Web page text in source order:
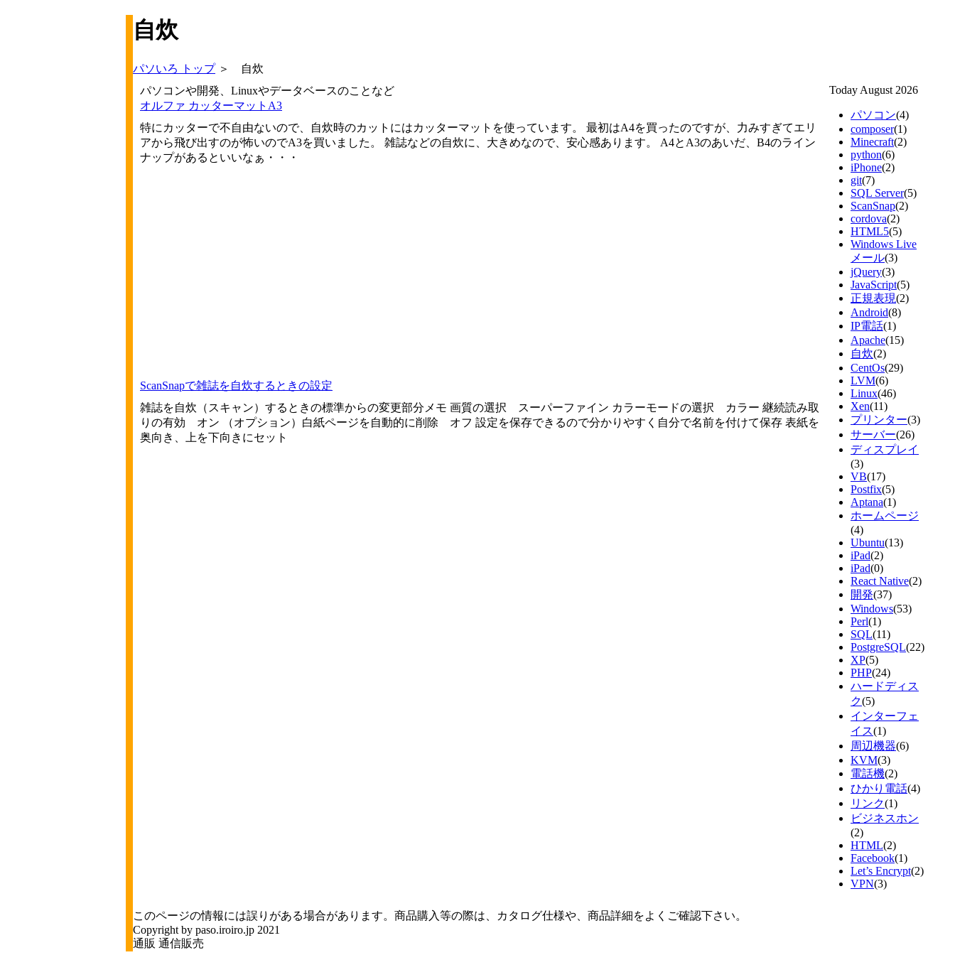
自炊
パソいろ トップ＞ 自炊
パソコンや開発、Linuxやデータベースのことなど
オルファ カッターマットA3
特にカッターで不自由ないので、自炊時のカットにはカッターマットを使っています。 最初はA4を買ったのですが、力みすぎてエリ
アから飛び出すのが怖いのでA3を買いました。 雑誌などの自炊に、大きめなので、安心感あります。 A4とA3のあいだ、B4のライン
ナップがあるといいなぁ・・・
ScanSnapで雑誌を自炊するときの設定
雑誌を自炊（スキャン）するときの標準からの変更部分メモ 画質の選択 スーパーファイン カラーモードの選択 カラー 継続読み取
りの有効 オン （オプション）白紙ページを自動的に削除 オフ 設定を保存できるので分かりやすく自分で名前を付けて保存 表紙を
奥向き、上を下向きにセット
Today August 2026
パソコン(4)
composer(1)
Minecraft(2)
python(6)
iPhone(2)
git(7)
SQL Server(5)
ScanSnap(2)
cordova(2)
HTML5(5)
Windows Live
メール(3)
jQuery(3)
JavaScript(5)
正規表現(2)
Android(8)
IP電話(1)
Apache(15)
自炊(2)
CentOs(29)
LVM(6)
Linux(46)
Xen(11)
プリンター(3)
サーバー(26)
ディスプレイ
(3)
VB(17)
Postfix(5)
Aptana(1)
ホームページ
(4)
Ubuntu(13)
iPad(2)
iPad(0)
React Native(2)
開発(37)
Windows(53)
Perl(1)
SQL(11)
PostgreSQL(22)
XP(5)
PHP(24)
ハードディス
ク(5)
インターフェ
イス(1)
周辺機器(6)
KVM(3)
電話機(2)
ひかり電話(4)
リンク(1)
ビジネスホン
(2)
HTML(2)
Facebook(1)
Let’s Encrypt(2)
VPN(3)
このページの情報には誤りがある場合があります。商品購入等の際は、カタログ仕様や、商品詳細をよくご確認下さい。
Copyright by paso.iroiro.jp 2021
通販 通信販売